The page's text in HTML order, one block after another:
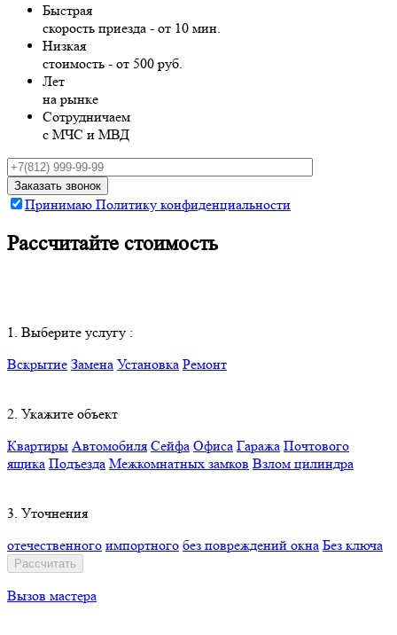
Быстрая
скорость приезда - от 10 мин.
Низкая
стоимость - от 500 руб.
Лет
на рынке
Сотрудничаем
с МЧС и МВД
Принимаю Политику конфиденциальности
Рассчитайте стоимость
1. Выберите услугу :
Вскрытие Замена Установка Ремонт
2. Укажите объект
Квартиры Автомобиля Сейфа Офиса Гаража Почтового
ящика Подъезда Межкомнатных замков Взлом цилиндра
3. Уточнения
отечественного импортного без повреждений окна Без ключа
Рассчитать
Вызов мастера